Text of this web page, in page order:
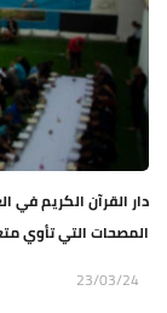
دار القرآن الكريم في
المصحات التي تأوي
23/03/24